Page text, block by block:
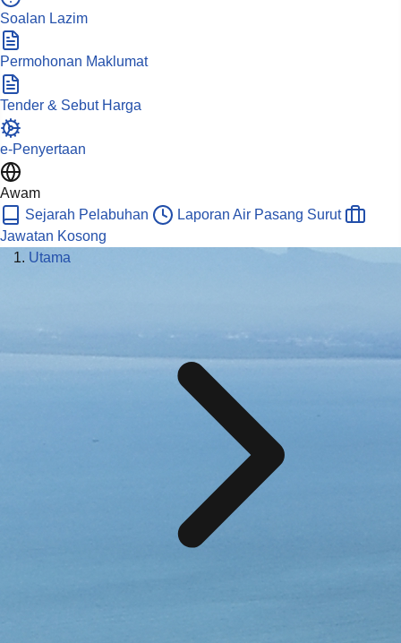
Soalan Lazim
Permohonan Maklumat
Tender & Sebut Harga
e-Penyertaan
Awam
Sejarah Pelabuhan
Laporan Air Pasang Surut
Jawatan Kosong
Utama